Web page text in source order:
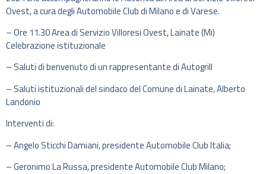
Ovest, a cura degli Automobile Club di Milano e di Varese.
– Ore 11.30 Area di Servizio Villoresi Ovest, Lainate (Mi)
Celebrazione istituzionale
– Saluti di benvenuto di un rappresentante di Autogrill
– Saluti istituzionali del sindaco del Comune di Lainate, Alberto
Landonio
Interventi di:
– Angelo Sticchi Damiani, presidente Automobile Club Italia;
– Geronimo La Russa, presidente Automobile Club Milano;